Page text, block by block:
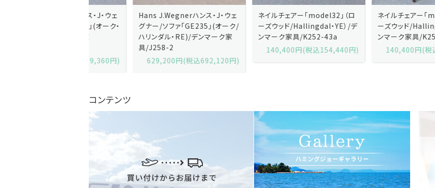
Hans J.Wegnerハンス・J・ウェ
グナー/ソファ「GE235」(オーク/
ハリンダル・RE)/デンマーク家
629,200円(税込692,120円)
ネイルチェアー「model32」（ロ
ーズウッド/Hallingdal・YE）/デ
ンマーク家具/K252-43a
140,400円(税込154,440円)
ネイルチェアー「model32」（ロ
ーズウッド/Hallingdal・BL）/デ
ンマーク家具/K252-43b
140,400円(税込154,440円)
コンテンツ